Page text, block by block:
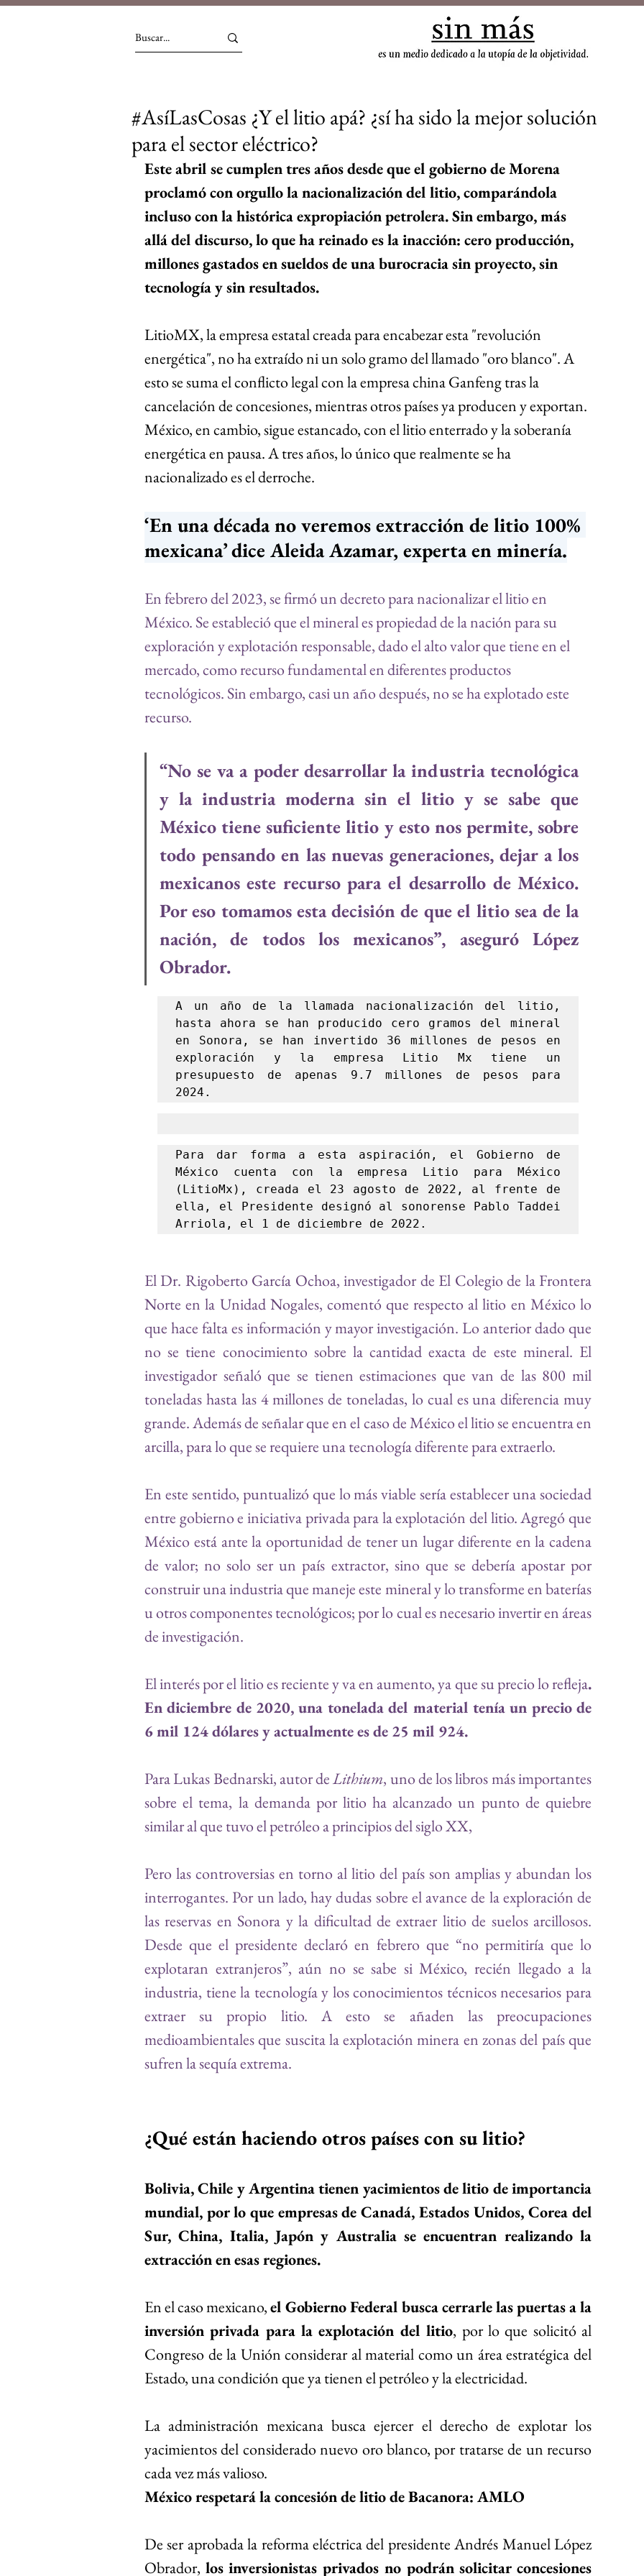
#AsíLasCosas ¿Y el litio apá? ¿sí ha sido la mejor solución
para el sector eléctrico?
Este abril se cumplen tres años desde que el gobierno de Morena
proclamó con orgullo la nacionalización del litio, comparándola
incluso con la histórica expropiación petrolera. Sin embargo, más
allá del discurso, lo que ha reinado es la inacción: cero producción,
millones gastados en sueldos de una burocracia sin proyecto, sin
tecnología y sin resultados.
LitioMX, la empresa estatal creada para encabezar esta "revolución
energética", no ha extraído ni un solo gramo del llamado "oro blanco". A
esto se suma el conflicto legal con la empresa china Ganfeng tras la
cancelación de concesiones, mientras otros países ya producen y exportan.
México, en cambio, sigue estancado, con el litio enterrado y la soberanía
energética en pausa. A tres años, lo único que realmente se ha
nacionalizado es el derroche.
‘En una década no veremos extracción de litio 100%
mexicana’ dice Aleida Azamar, experta en minería.
En febrero del 2023, se firmó un decreto para nacionalizar el litio en
México. Se estableció que el mineral es propiedad de la nación para su
exploración y explotación responsable, dado el alto valor que tiene en el
mercado, como recurso fundamental en diferentes productos
tecnológicos. Sin embargo, casi un año después, no se ha explotado este
recurso.
“No se va a poder desarrollar la industria tecnológica
y la industria moderna sin el litio y se sabe que
México tiene suficiente litio y esto nos permite, sobre
todo pensando en las nuevas generaciones, dejar a los
mexicanos este recurso para el desarrollo de México.
Por eso tomamos esta decisión de que el litio sea de la
nación, de todos los mexicanos”, aseguró López
Obrador.
A un año de la llamada nacionalización del litio,
hasta ahora se han producido cero gramos del mineral
en Sonora, se han invertido 36 millones de pesos en
exploración y la empresa Litio Mx tiene un
presupuesto de apenas 9.7 millones de pesos para
2024.
Para dar forma a esta aspiración, el Gobierno de
México cuenta con la empresa Litio para México
(LitioMx), creada el 23 agosto de 2022, al frente de
ella, el Presidente designó al sonorense Pablo Taddei
Arriola, el 1 de diciembre de 2022.
El Dr. Rigoberto García Ochoa, investigador de El Colegio de la Frontera
Norte en la Unidad Nogales, comentó que respecto al litio en México lo
que hace falta es información y mayor investigación. Lo anterior dado que
no se tiene conocimiento sobre la cantidad exacta de este mineral. El
investigador señaló que se tienen estimaciones que van de las 800 mil
toneladas hasta las 4 millones de toneladas, lo cual es una diferencia muy
grande. Además de señalar que en el caso de México el litio se encuentra en
arcilla, para lo que se requiere una tecnología diferente para extraerlo.
En este sentido, puntualizó que lo más viable sería establecer una sociedad
entre gobierno e iniciativa privada para la explotación del litio. Agregó que
México está ante la oportunidad de tener un lugar diferente en la cadena
de valor; no solo ser un país extractor, sino que se debería apostar por
construir una industria que maneje este mineral y lo transforme en baterías
u otros componentes tecnológicos; por lo cual es necesario invertir en áreas
de investigación.
El interés por el litio es reciente y va en aumento, ya que su precio lo refleja.
En diciembre de 2020, una tonelada del material tenía un precio de
6 mil 124 dólares y actualmente es de 25 mil 924.
Para Lukas Bednarski, autor de Lithium, uno de los libros más importantes
sobre el tema, la demanda por litio ha alcanzado un punto de quiebre
similar al que tuvo el petróleo a principios del siglo XX,
Pero las controversias en torno al litio del país son amplias y abundan los
interrogantes. Por un lado, hay dudas sobre el avance de la exploración de
las reservas en Sonora y la dificultad de extraer litio de suelos arcillosos.
Desde que el presidente declaró en febrero que “no permitiría que lo
explotaran extranjeros”, aún no se sabe si México, recién llegado a la
industria, tiene la tecnología y los conocimientos técnicos necesarios para
extraer su propio litio. A esto se añaden las preocupaciones
medioambientales que suscita la explotación minera en zonas del país que
sufren la sequía extrema.
¿Qué están haciendo otros países con su litio?
Bolivia, Chile y Argentina tienen yacimientos de litio de importancia
mundial, por lo que empresas de Canadá, Estados Unidos, Corea del
Sur, China, Italia, Japón y Australia se encuentran realizando la
extracción en esas regiones.
En el caso mexicano, el Gobierno Federal busca cerrarle las puertas a la
inversión privada para la explotación del litio, por lo que solicitó al
Congreso de la Unión considerar al material como un área estratégica del
Estado, una condición que ya tienen el petróleo y la electricidad.
La administración mexicana busca ejercer el derecho de explotar los
yacimientos del considerado nuevo oro blanco, por tratarse de un recurso
cada vez más valioso.
México respetará la concesión de litio de Bacanora: AMLO
De ser aprobada la reforma eléctrica del presidente Andrés Manuel López
Obrador, los inversionistas privados no podrán solicitar concesiones